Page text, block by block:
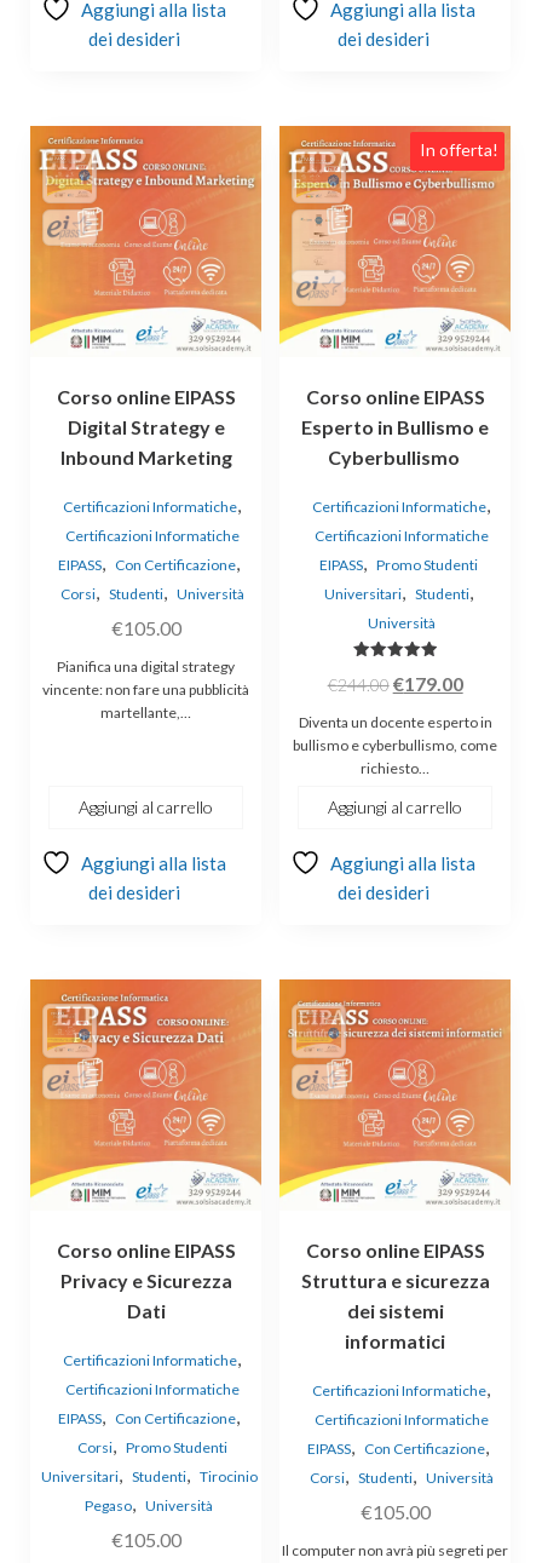
Aggiungi alla lista
dei desideri
Aggiungi alla lista
dei desideri
Corso online EIPASS
Digital Strategy e
Inbound Marketing
Certificazioni Informatiche
Certificazioni Informatiche
EIPASS
Con Certificazione
Corsi, Studenti, Università
€105.00
Pianifica una digital strategy
vincente: non fare una pubblicità
martellante,…
Aggiungi al carrello
Aggiungi alla lista
dei desideri
In offerta!
Corso online EIPASS
Esperto in Bullismo e
Cyberbullismo
Certificazioni Informatiche
Certificazioni Informatiche
EIPASS,
Promo Studenti
Universitari, Studenti,
Università
5.00
€244.00Il
prezzo
originale
era:
€244.00.
€179.00Il
prezzo
attuale
Diventa un docente esperto in
bullismo e cyberbullismo, come
richiesto…
Aggiungi al carrello
Aggiungi alla lista
dei desideri
Corso online EIPASS
Privacy e Sicurezza
Dati
Certificazioni Informatiche,
Certificazioni Informatiche
EIPASS, Con Certificazione,
Corsi, Promo Studenti
Universitari, Studenti, Tirocinio
Pegaso, Università
€105.00
Corso online EIPASS
Struttura e sicurezza
dei sistemi
informatici
Certificazioni Informatiche,
Certificazioni Informatiche
EIPASS, Con Certificazione,
Corsi, Studenti, Università
€105.00
Il computer non avrà più segreti per